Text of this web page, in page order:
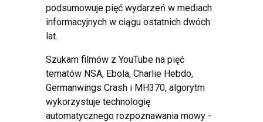
podsumowuje pięć wydarzeń w mediach
informacyjnych w ciągu ostatnich dwóch
lat.
Szukam filmów z YouTube na pięć
tematów NSA, Ebola, Charlie Hebdo,
Germanwings Crash i MH370, algorytm
wykorzystuje technologię
automatycznego rozpoznawania mowy -